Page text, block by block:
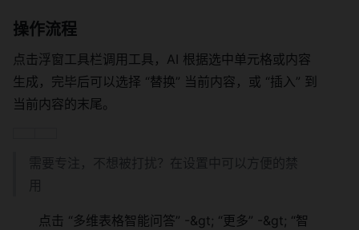
操作流程
点击浮窗工具栏调用工具，AI 根据选中单元格或内容
生成，完毕后可以选择 “替换” 当前内容，或 “插入” 到
当前内容的末尾。
需要专注，不想被打扰？在设置中可以方便的禁
用
点击 “多维表格智能问答” -&gt; “更多” -&gt; “智